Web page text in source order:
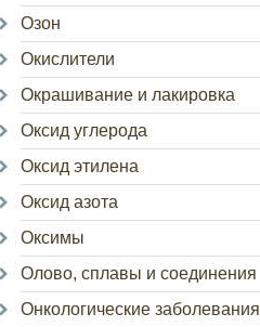
Озон
Окислители
Окрашивание и лакировка
Оксид углерода
Оксид этилена
Оксид азота
Оксимы
Олово, сплавы и соединения
Онкологические заболевания